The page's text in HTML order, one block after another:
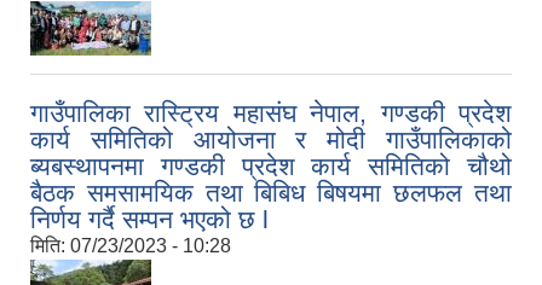
गाउँपालिका रास्ट्रिय महासंघ नेपाल, गण्डकी प्रदेश
कार्य समितिको आयोजना र मोदी गाउँपालिकाको
ब्यबस्थापनमा गण्डकी प्रदेश कार्य समितिको चौथो
बैठक समसामयिक तथा बिबिध बिषयमा छलफल तथा
निर्णय गर्दै सम्पन भएको छ l
मिति: 07/23/2023 - 10:28